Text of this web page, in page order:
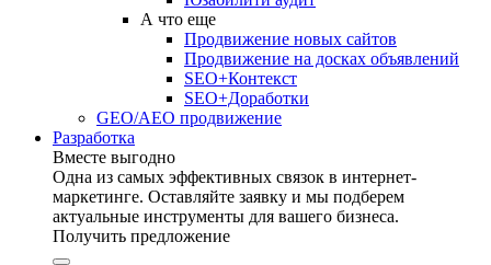
А что еще
Продвижение новых сайтов
Продвижение на досках объявлений
SEO+Контекст
SEO+Доработки
GEO/AEO продвижение
Разработка
Вместе выгодно
Одна из самых эффективных связок в интернет-
маркетинге. Оставляйте заявку и мы подберем
актуальные инструменты для вашего бизнеса.
Получить предложение